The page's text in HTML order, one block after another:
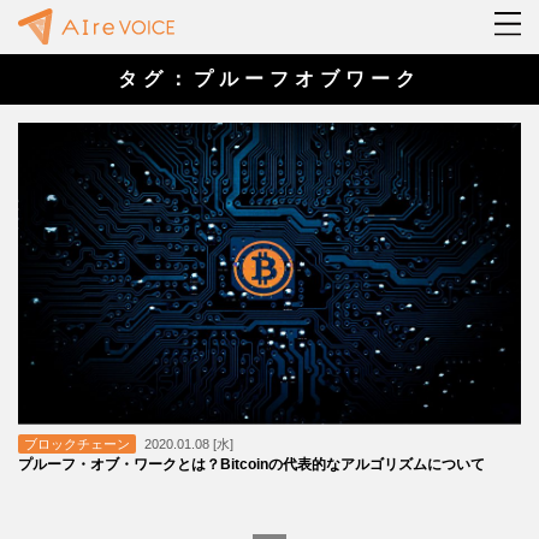
タグ：プルーフオブワーク
ブロックチェーン 2020.01.08 [水]
プルーフ・オブ・ワークとは？Bitcoinの代表的なアルゴリズムについて